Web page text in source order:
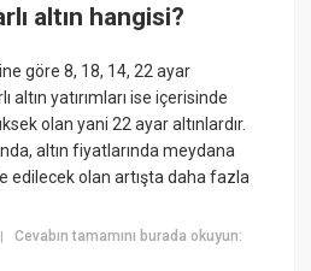
altın hangisi?
göre 8, 18, 14, 22 ayar
altın yatırımları ise içerisinde
olan yani 22 ayar altınlardır.
altın fiyatlarında meydana
edilecek olan artışta daha fazla
Cevabın tamamını burada okuyun: